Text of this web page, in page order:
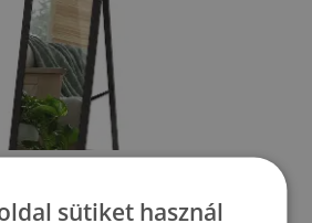
sütiket használ